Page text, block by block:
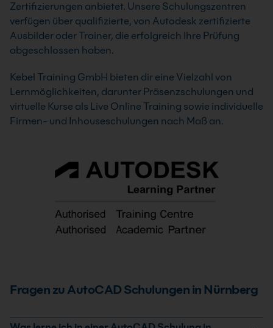
Zertifizierungen anbietet. Unsere Schulungszentren
verfügen über qualifizierte, von Autodesk zertifizierte
Ausbilder oder Trainer, die erfolgreich Ihre Prüfung
abgeschlossen haben.
Kebel Training GmbH bieten dir eine Vielzahl von
Lernmöglichkeiten, darunter Präsenzschulungen und
virtuelle Kurse als Live Online Training sowie individuelle
Firmen- und Inhouseschulungen nach Maß an.
Fragen zu AutoCAD Schulungen in Nürnberg